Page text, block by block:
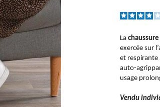
La
exercée sur
et respirante
auto-
usage
Vendu